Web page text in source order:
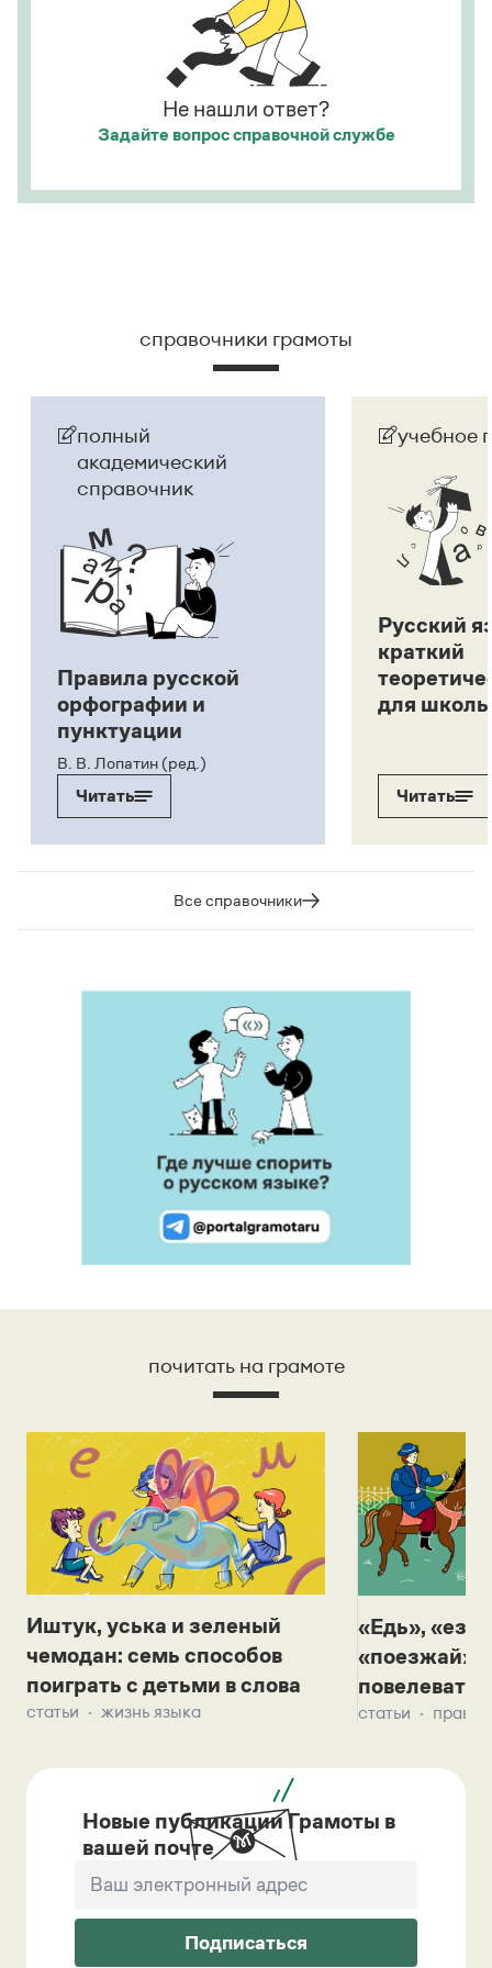
Не нашли ответ?
Задайте вопроссправочной службе
справочники грамоты
полный
академический
справочник
Правила русской
орфографии и
пунктуации
В. В. Лопатин (ред.)
Читать
учебное
Русский
краткий
для
Читать
Все справочники
почитать на грамоте
Иштук, уська и зеленый
чемодан: семь способов
поиграть с детьми в слова
статьи жизнь языка
«Едь»,
«поезжай»?
повелевать
статьи
Новые публикации Грамоты в
вашей почте
Подписаться